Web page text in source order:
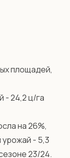
площадей,
- 24,2 ц/га
на 26%,
- 5,3
23/24.